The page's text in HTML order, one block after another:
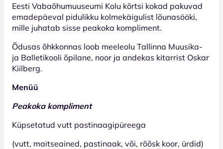
Eesti Vabaõhumuuseumi Kolu kõrtsi kokad pakuvad
emadepäeval pidulikku kolmekäigulist lõunasööki,
mille juhatab sisse peakoka kompliment.
Õdusas õhkkonnas loob meeleolu Tallinna Muusika-
ja Balletikooli õpilane, noor ja andekas kitarrist Oskar
Kiilberg.
Menüü
Peakoka kompliment
Küpsetatud vutt pastinaagipüreega
(vutt, maitseained, pastinaak, või, rõõsk koor, ürdid)